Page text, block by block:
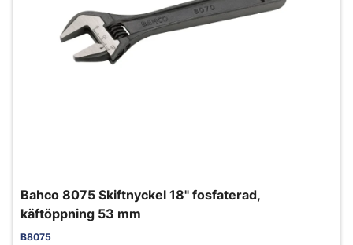
Bahco 8075 Skiftnyckel 18" fosfaterad,
käftöppning 53 mm
B8075